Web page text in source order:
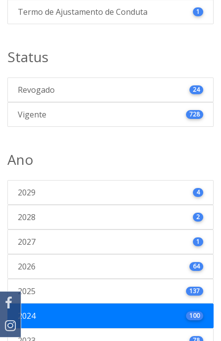
Termo de Ajustamento de Conduta 1
Status
Revogado 24
Vigente 728
Ano
2029 4
2028 2
2027 1
2026 64
2025 137
2024 100